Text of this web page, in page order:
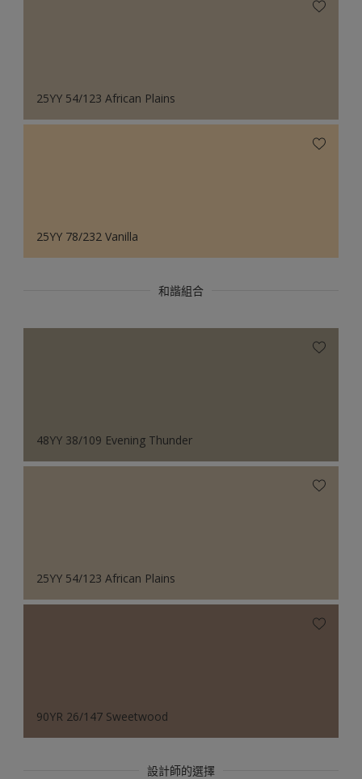
25YY 54/123 African Plains
25YY 78/232 Vanilla
和諧組合
48YY 38/109 Evening Thunder
25YY 54/123 African Plains
90YR 26/147 Sweetwood
設計師的選擇